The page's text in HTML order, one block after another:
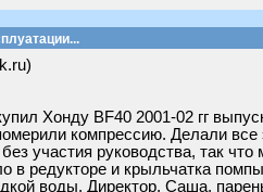
Хонду BF40 2001-02 гг
компрессию. Делали
участия руководства, так
в редукторе и крыльчатка
воды. Директор, Саша,